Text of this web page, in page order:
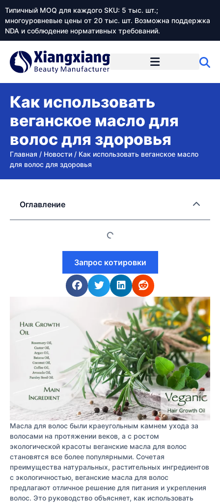
Типичный MOQ для каждого SKU: 5 тыс. шт.;
многоуровневые цены от 20 тыс. шт. Возможна поддержка
NDA и соблюдение нормативных требований.
Как использовать
веганское масло для
волос для здоровья
Главная / Новости / Как использовать веганское масло
для волос для здоровья
Масла для волос были краеугольным камнем ухода за
волосами на протяжении веков, а с ростом
экологической красоты веганские масла для волос
становятся все более популярными. Сочетая
преимущества натуральных, растительных ингредиентов
с экологичностью, веганские масла для волос
предлагают отличное решение для питания и укрепления
волос. Это руководство объясняет, как использовать
Оглавление
Запрос котировки